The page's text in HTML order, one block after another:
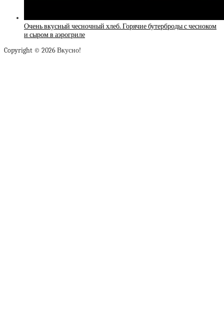
Очень вкусный чесночный хлеб. Горячие бутерброды с чесноком
и сыром в аэрогриле
Copyright © 2026 Вкусно!